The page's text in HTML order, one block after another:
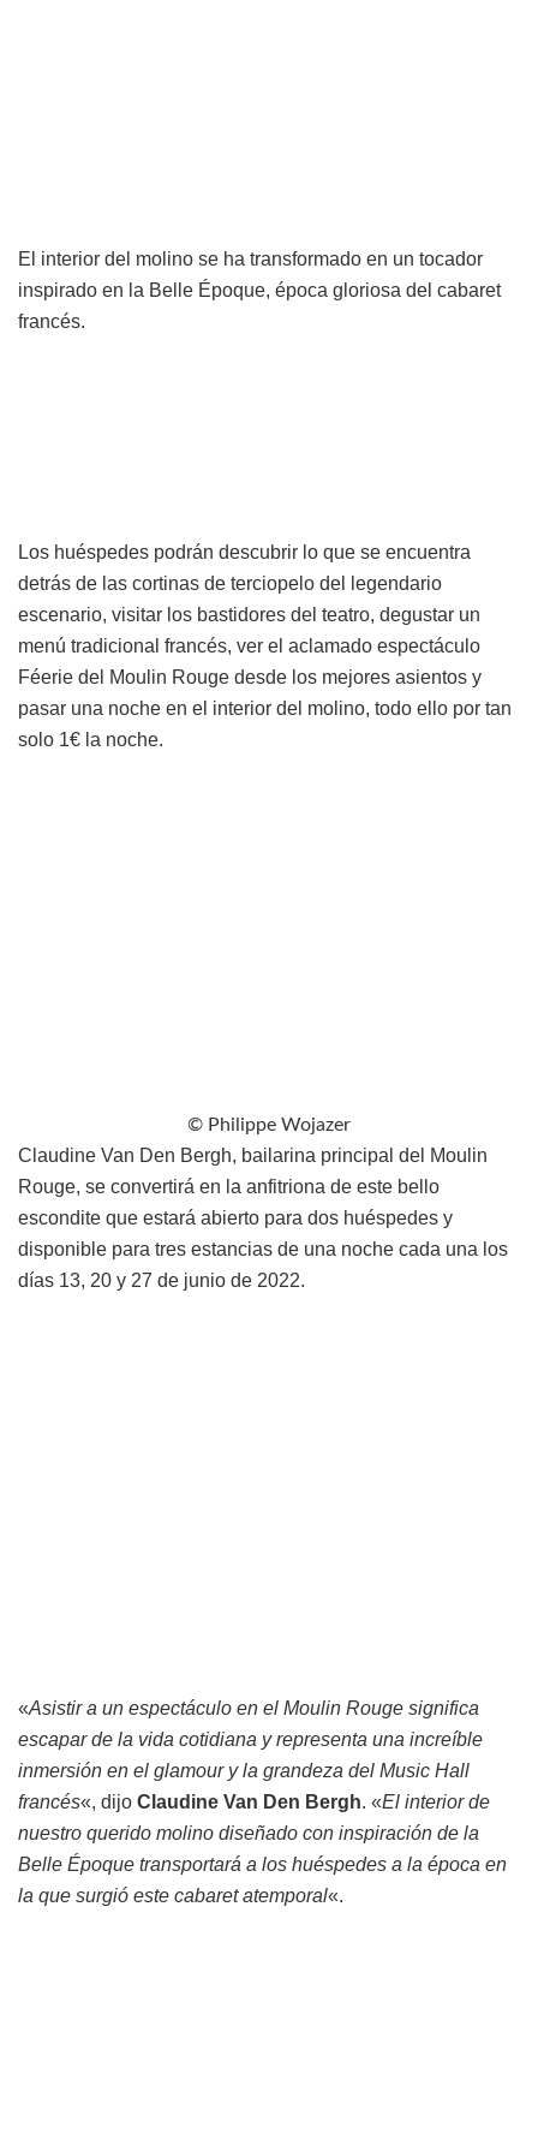
El interior del molino se ha transformado en un tocador
inspirado en la Belle Époque, época gloriosa del cabaret
francés.
Los huéspedes podrán descubrir lo que se encuentra
detrás de las cortinas de terciopelo del legendario
escenario, visitar los bastidores del teatro, degustar un
menú tradicional francés, ver el aclamado espectáculo
Féerie del Moulin Rouge desde los mejores asientos y
pasar una noche en el interior del molino, todo ello por tan
solo 1€ la noche.
© Philippe Wojazer
Claudine Van Den Bergh, bailarina principal del Moulin
Rouge, se convertirá en la anfitriona de este bello
escondite que estará abierto para dos huéspedes y
disponible para tres estancias de una noche cada una los
días 13, 20 y 27 de junio de 2022.
«Asistir a un espectáculo en el Moulin Rouge significa
escapar de la vida cotidiana y representa una increíble
inmersión en el glamour y la grandeza del Music Hall
francés«, dijo Claudine Van Den Bergh. «El interior de
nuestro querido molino diseñado con inspiración de la
Belle Époque transportará a los huéspedes a la época en
la que surgió este cabaret atemporal«.